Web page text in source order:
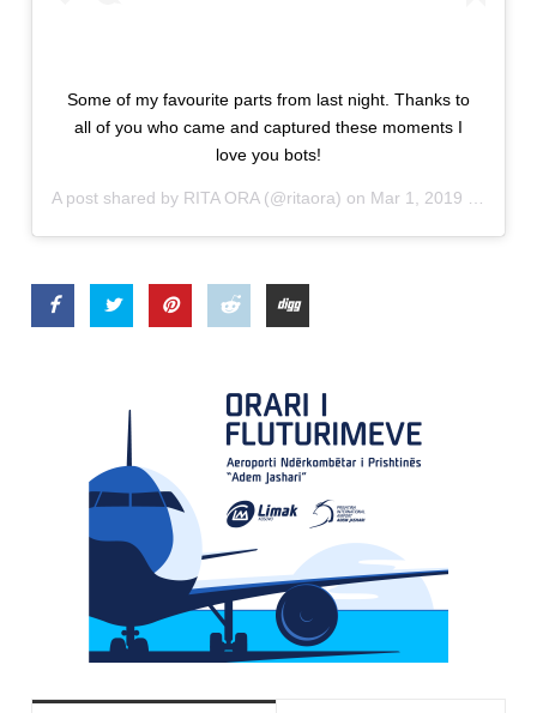
Some of my favourite parts from last night. Thanks to
all of you who came and captured these moments I
love you bots!
A post shared by RITA ORA(@ritaora) on Mar 1, 2019 at 9:58pm PST